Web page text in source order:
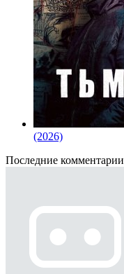
(2026)
Последние комментарии